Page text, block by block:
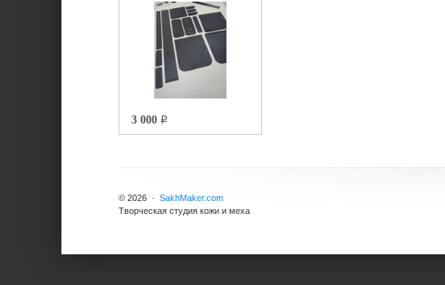
3 000 q
© 2026 · SakhMaker.com
Творческая студия кожи и меха